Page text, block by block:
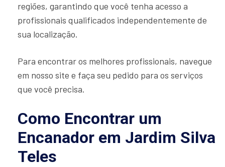
regiões, garantindo que você tenha acesso a
profissionais qualificados independentemente de
sua localização.
Para encontrar os melhores profissionais, navegue
em nosso site e faça seu pedido para os serviços
que você precisa.
Como Encontrar um
Encanador em Jardim Silva
Teles